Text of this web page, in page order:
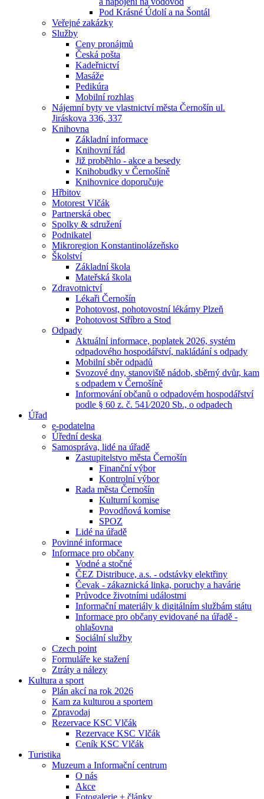
Pod Krásné Údolí a na Šontál
Veřejné zakázky
Služby
Ceny pronájmů
Česká pošta
Kadeřnictví
Masáže
Pedikúra
Mobilní rozhlas
Nájemní byty ve vlastnictví města Černošín ul.
Jiráskova 336, 337
Knihovna
Základní informace
Knihovní řád
Již proběhlo - akce a besedy
Knihobudky v Černošíně
Knihovnice doporučuje
Hřbitov
Motorest Vlčák
Partnerská obec
Spolky & sdružení
Podnikatel
Mikroregion Konstantinolázeňsko
Školství
Základní škola
Mateřská škola
Zdravotnictví
Lékaři Černošín
Pohotovost, pohotovostní lékárny Plzeň
Pohotovost Stříbro a Stod
Odpady
Aktuální informace, poplatek 2026, systém
odpadového hospodářství, nakládání s odpady
Mobilní sběr odpadů
Svozové dny, stanoviště nádob, sběrný dvůr, kam
s odpadem v Černošíně
Informování občanů o odpadovém hospodářství
podle § 60 z. č. 541⁄2020 Sb., o odpadech
Úřad
e-podatelna
Úřední deska
Samospráva, lidé na úřadě
Zastupitelstvo města Černošín
Finanční výbor
Kontrolní výbor
Rada města Černošín
Kulturní komise
Povodňová komise
SPOZ
Lidé na úřadě
Povinné informace
Informace pro občany
Vodné a stočné
ČEZ Distribuce, a.s. - odstávky elektřiny
Čevak - zákaznická linka, poruchy a havárie
Průvodce životními událostmi
Informační materiály k digitálním službám státu
Informace pro občany evidované na úřadě -
ohlašovna
Sociální služby
Czech point
Formuláře ke stažení
Ztráty a nálezy
Kultura a sport
Plán akcí na rok 2026
Kam za kulturou a sportem
Zpravodaj
Rezervace KSC Vlčák
Rezervace KSC Vlčák
Ceník KSC Vlčák
Turistika
Muzeum a Informační centrum
O nás
Akce
Fotogalerie + články